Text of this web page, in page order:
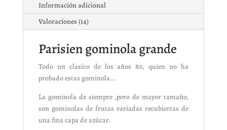
Información adicional
Valoraciones (14)
Parisien gominola grande
Todo un clasico de los años 80, quien no ha
probado estas gominola...
La gominola de siempre ,pero de mayor tamaño,
son gominolas de frutas variadas recubiertas de
una fina capa de azúcar.